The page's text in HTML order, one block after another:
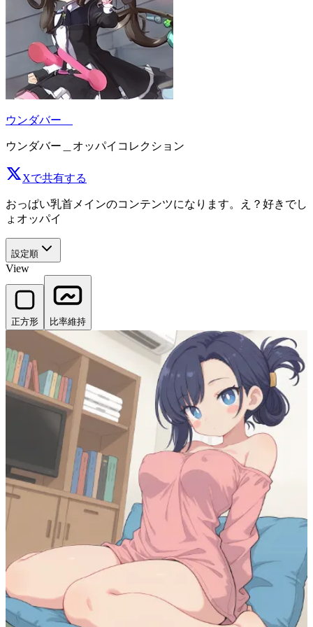
ウンダバー＿
ウンダバー＿オッパイコレクション
Xで共有する
おっぱい乳首メインのコンテンツになります。え？好きでし
ょオッパイ
設定順
View
正方形 比率維持